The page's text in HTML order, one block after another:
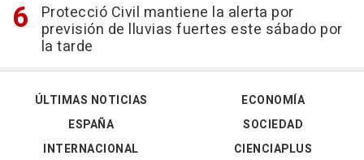
Protecció Civil mantiene la alerta por
previsión de lluvias fuertes este sábado por
la tarde
ÚLTIMAS NOTICIAS
ESPAÑA
INTERNACIONAL
ECONOMÍA
SOCIEDAD
CIENCIAPLUS